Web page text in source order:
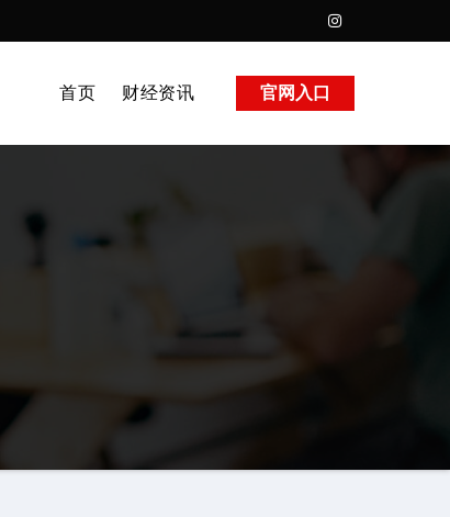
首页 财经资讯 官网入口